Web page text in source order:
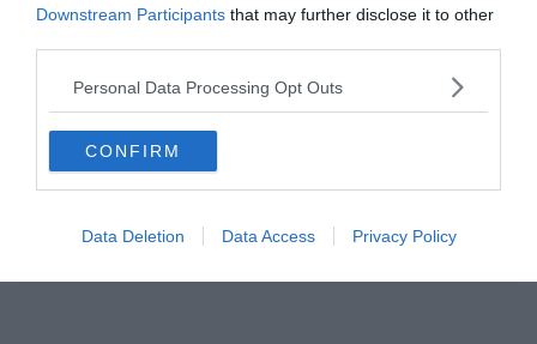
Downstream Participants that may further disclose it to other
Personal Data Processing Opt Outs
CONFIRM
Data Deletion Data Access Privacy Policy
Zidane : “A City-t ért szankció
semmin nem változtat!”
Számunkra az a legfontosabb, hogy folytassuk, amit elkezdtünk. A
következő mérkőzéseink lesznek a legfontosabbak, most minden
porondon helyt kell állnunk. Bonyolult játékok várnak ránk, de
felkészültek vagyunk.
Read More